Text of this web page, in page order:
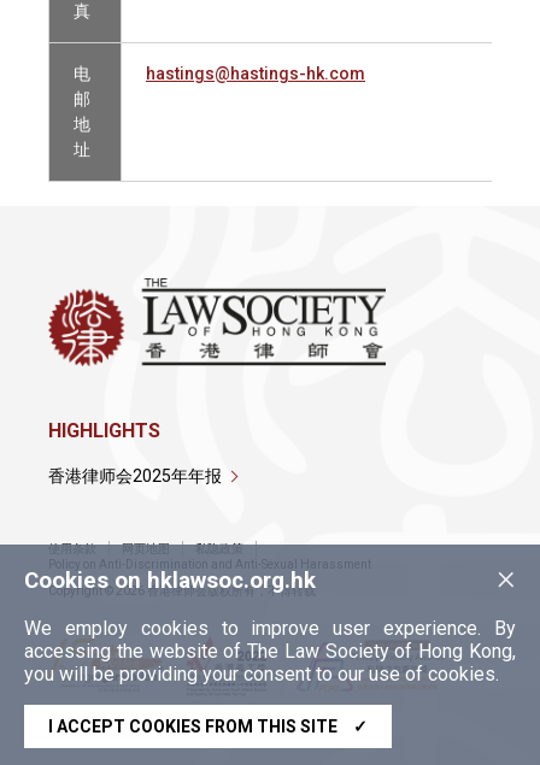
真
电
邮
地
址
hastings@hastings-hk.com
×
Cookies on hklawsoc.org.hk
We employ cookies to improve user experience. By
accessing the website of The Law Society of Hong Kong,
you will be providing your consent to our use of cookies.
I ACCEPT COOKIES FROM THIS SITE ✓
HIGHLIGHTS
香港律师会2025年年报
使用条款 网页地图
私隐政策
Policy on Anti-Discrimination and Anti-Sexual Harassment
Copyright © 2026 香港律师会版权所有，不得转载